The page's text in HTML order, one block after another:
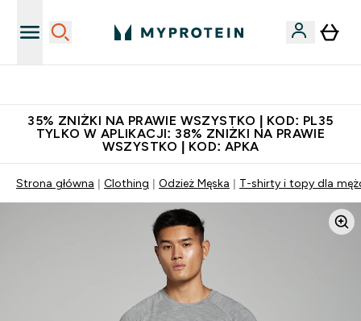
35% ZNIŻKI NA PRAWIE WSZYSTKO | KOD: PL35
TYLKO W APLIKACJI: 38% ZNIŻKI NA PRAWIE
WSZYSTKO | KOD: APKA
Strona główna Clothing Odzież Męska T-shirty i topy dla